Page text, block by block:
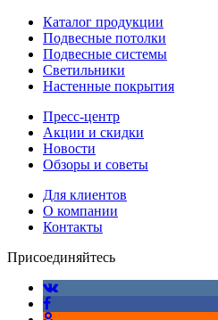
Каталог продукции
Подвесные потолки
Подвесные системы
Светильники
Настенные покрытия
Пресс-центр
Акции и скидки
Новости
Обзоры и советы
Для клиентов
О компании
Контакты
Присоединяйтесь